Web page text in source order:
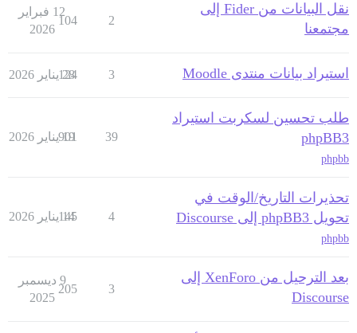
نقل البيانات من Fider إلى
مجتمعنا
2
104
12 فبراير
2026
استيراد بيانات منتدى Moodle 3
124
28 يناير 2026
طلب تحسين لسكربت استيراد
phpBB3
phpbb
39
901
19 يناير 2026
تحذيرات التاريخ/الوقت في
تحويل phpBB3 إلى Discourse
phpbb
4
145
14 يناير 2026
بعد الترحيل من XenForo إلى
Discourse
3
205
9 ديسمبر
2025